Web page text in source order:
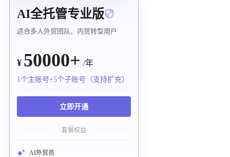
AI全托管专业版
适合多人外贸团队、内贸转型用户
¥ 50000+ /年
1个主账号+5个子账号（支持扩充）
立即开通
套餐权益
AI外贸员